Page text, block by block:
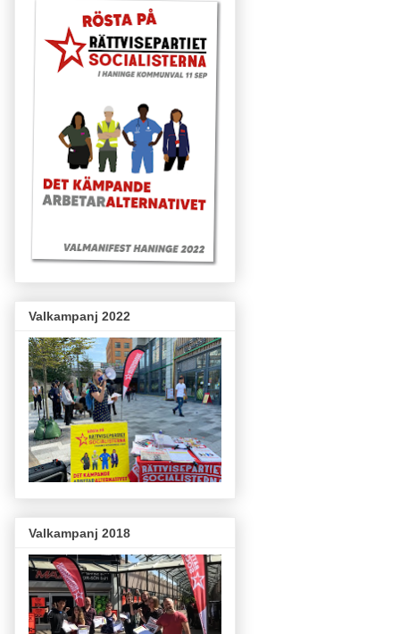
Valkampanj 2022
Valkampanj 2018